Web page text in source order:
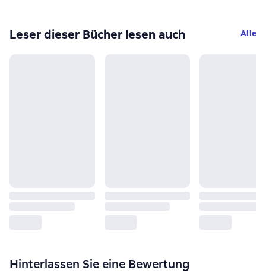
Leser dieser Bücher lesen auch Alle
Hinterlassen Sie eine Bewertung